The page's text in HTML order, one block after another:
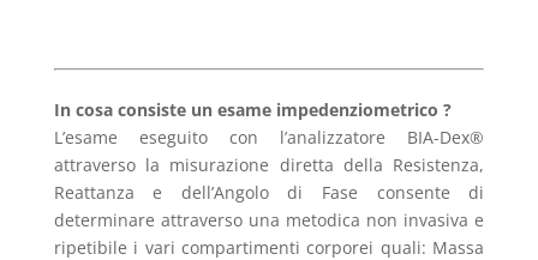
In cosa consiste un esame impedenziometrico ?
L’esame eseguito con l’analizzatore BIA-Dex®
attraverso la misurazione diretta della Resistenza,
Reattanza e dell’Angolo di Fase consente di
determinare attraverso una metodica non invasiva e
ripetibile i vari compartimenti corporei quali: Massa